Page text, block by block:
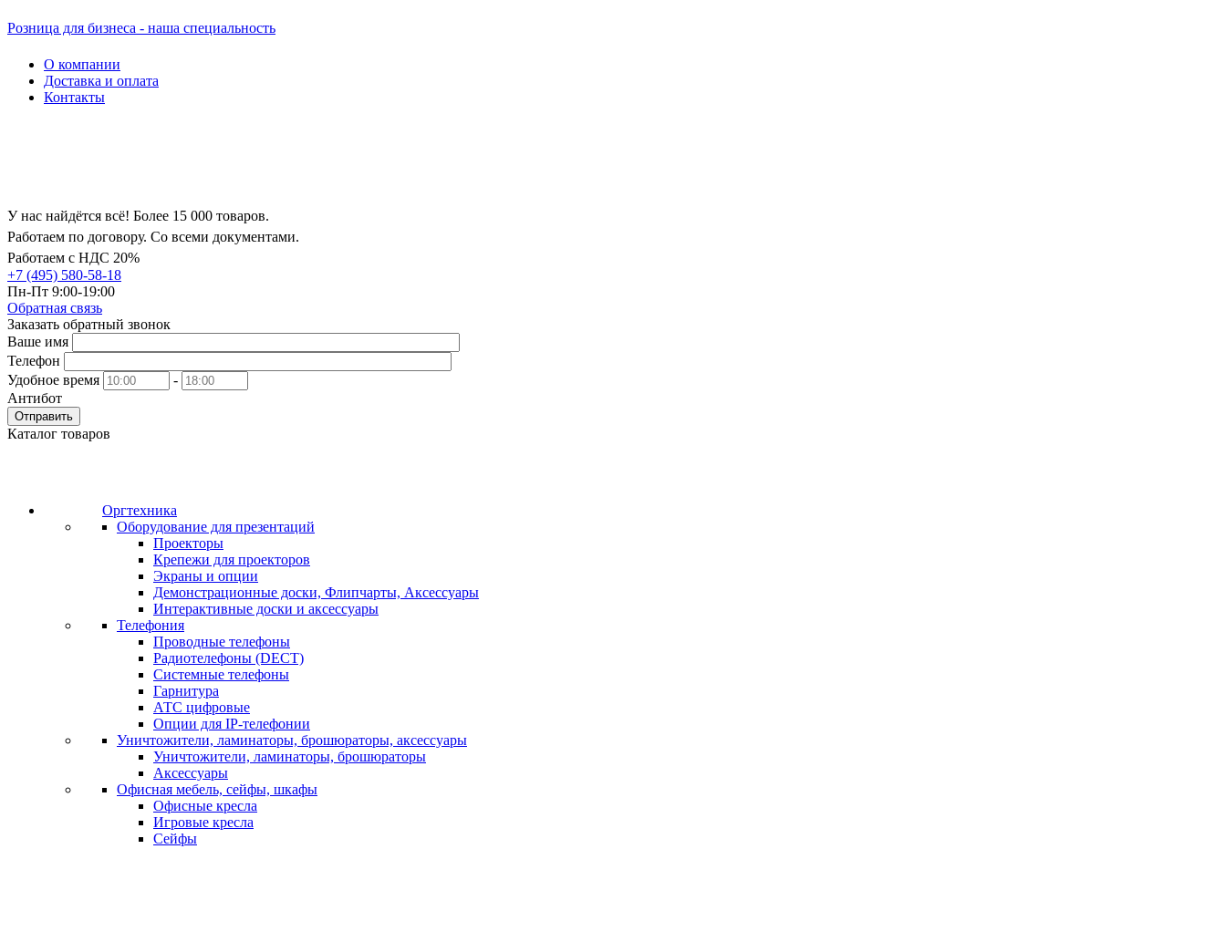
Розница для бизнеса - наша специальность
О компании
Доставка и оплата
Контакты
У нас найдётся всё! Более 15 000 товаров.
Работаем по договору. Со всеми документами.
Работаем с НДС 20%
+7 (495) 580-58-18
Пн-Пт 9:00-19:00
Обратная связь
Заказать обратный звонок
Ваше имя
Телефон
Удобное время
-
Антибот
Отправить
Каталог товаров
Оргтехника
Оборудование для презентаций
Проекторы
Крепежи для проекторов
Экраны и опции
Демонстрационные доски, Флипчарты, Аксессуары
Интерактивные доски и аксессуары
Телефония
Проводные телефоны
Радиотелефоны (DECT)
Системные телефоны
Гарнитура
АТС цифровые
Опции для IP-телефонии
Уничтожители, ламинаторы, брошюраторы, аксессуары
Уничтожители, ламинаторы, брошюраторы
Аксессуары
Офисная мебель, сейфы, шкафы
Офисные кресла
Игровые кресла
Сейфы